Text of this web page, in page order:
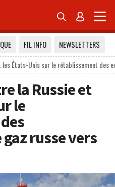
 
FIL INFO
NEWSLETTERS
États-Unis sur le rétablissement des
la Russie et
le
russe vers